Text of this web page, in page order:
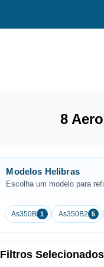
8
Modelos Helibras
Escolha um modelo para
As350B 1 As350B2 5
Filtros Selecionados